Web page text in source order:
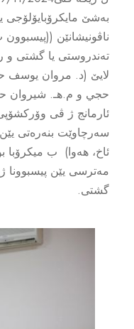
بەشێ
ناڤونیشانێن
تەندروستی یا گشتی و
لایێ (د. مروان
حجي و م.هـ. شيروان
ئارمانج ژ ڤی
سەرچاوێت بنەرەتی
ئاخ، هەوا) ب میکرۆبا
مەترسی یێن پیسبوونا
گشتی.